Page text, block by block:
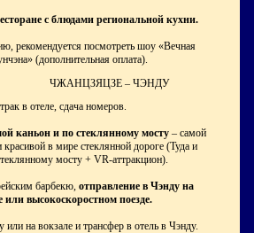
с блюдами региональной кухни.
рекомендуется посмотреть шоу «Вечная
(дополнительная оплата).
ЧЖАНЦЗЯЦЗЕ – ЧЭНДУ
в отеле, сдача номеров.
каньон и по стеклянному мосту– самой
в мире стеклянной дороге (Туда и
мосту + VR-аттракцион).
барбекю, отправление в Чэнду на
или высокоскоростном поезде.
или на вокзале и трансфер в отель в Чэнду.